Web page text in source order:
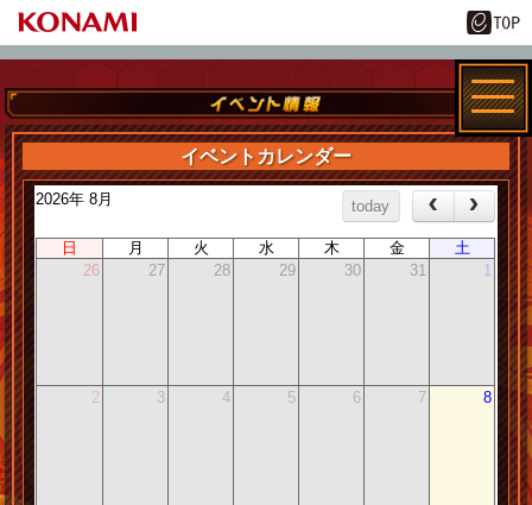
イベントカレンダー
2026年 8月 today
日 月 火 水 木 金
土
26
27 28 29 30 31 1
2 3 4 5 6 7 8